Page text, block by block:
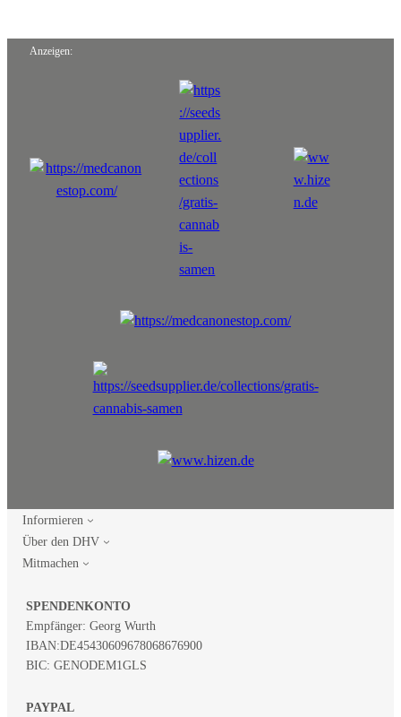
Anzeigen:
Informieren
Über den DHV
Mitmachen
SPENDENKONTO
Empfänger: Georg Wurth
IBAN:DE45430609678068676900
BIC: GENODEM1GLS
PAYPAL